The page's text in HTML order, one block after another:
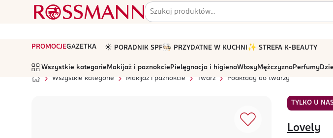
PROMOCJEGAZETKA ☀️ PORADNIK SPF🧑🏻‍🍳 PRZYDATNE W KUCHNI ✨ STREFA K-BEAUTY
Wszystkie kategorie Makijaż i paznokcie Pielęgnacja i higienaWłosyMężczyznaPerfumy
Wszystkie kategorie
Makijaż i paznokcie Twarz Podkłady do twarzy
TYLKO U
Lovely